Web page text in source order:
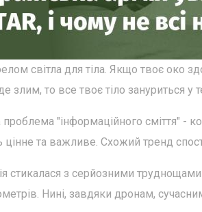
світла для тіла. Якщо твоє око
злим, то все твоє тіло зануриться у
проблема "інформаційного сміття" -
та важливе. Схожий тренд
стикалася з серйозними
Нині, завдяки дронам,